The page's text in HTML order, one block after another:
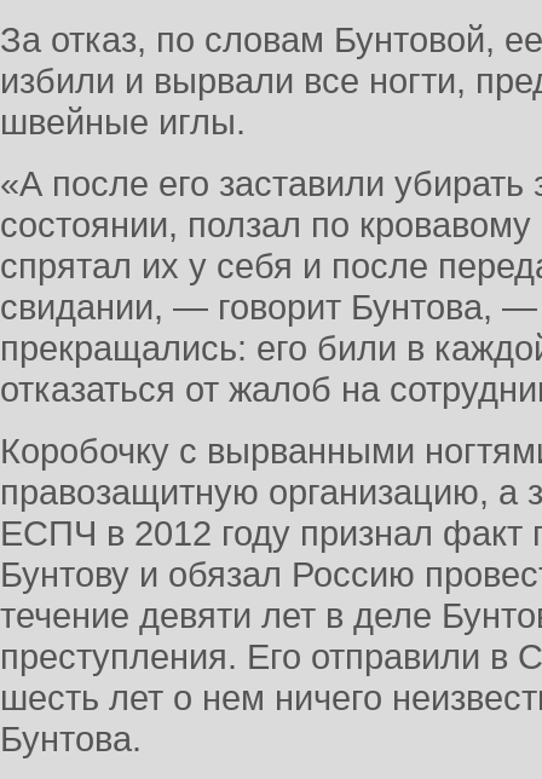
За отказ, по словам Бунтовой,
избили и вырвали все ногти,
швейные иглы.
«А после его заставили
состоянии, ползал по
спрятал их у себя и после
свидании, — говорит Бунтова,
прекращались: его били в
отказаться от жалоб на
Коробочку с вырванными
правозащитную организацию, а
ЕСПЧ в 2012 году признал факт
Бунтову и обязал Россию
течение девяти лет в деле
преступления. Его отправили
шесть лет о нем ничего
Бунтова.